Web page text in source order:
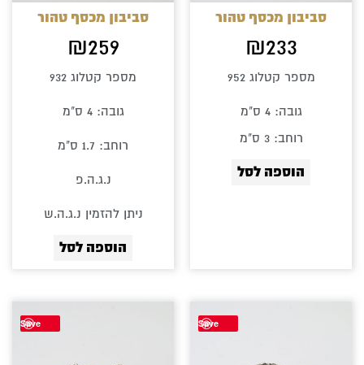
סביבון מכסף טהור
₪233
מספר קטלוג 952
גובה: 4 ס"מ
רוחב: 3 ס"מ
הוספה לסל
סביבון מכסף טהור
₪259
מספר קטלוג 932
גובה: 4 ס"מ
רוחב: 1.7 ס"מ
נ.ג.ה.פ
ניתן להזמין נ.ג.ה.ש
הוספה לסל
Save
Save